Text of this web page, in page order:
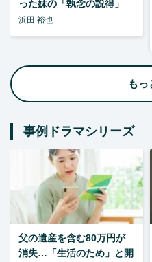
った妹の「執念の説得」
浜田 裕也
もっ
事例ドラマシリーズ
父の遺産を含む80万円が
消失…「生活のため」と開